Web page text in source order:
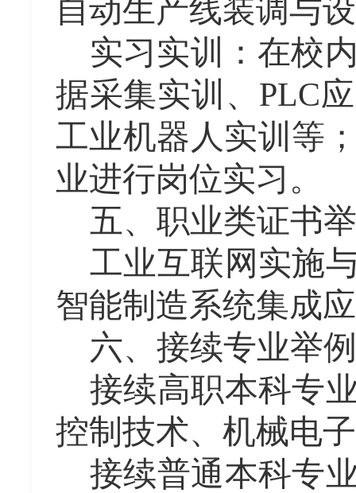
自动生产线装调与
实习实训：在校
据采集实训、PLC
工业机器人实训等
业进行岗位实习。
五、职业类证书
工业互联网实施
智能制造系统集成
六、接续专业举例
接续高职本科专
控制技术、机械电
接续普通本科专